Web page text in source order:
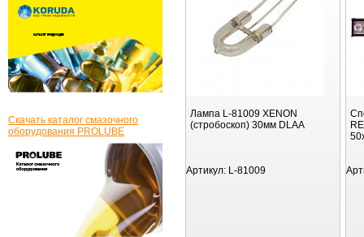
Лампа L-81009 XENON
(стробоскоп) 30мм DLAA
Артикул: L-81009
Скачать каталог смазочного
оборудования PROLUBE